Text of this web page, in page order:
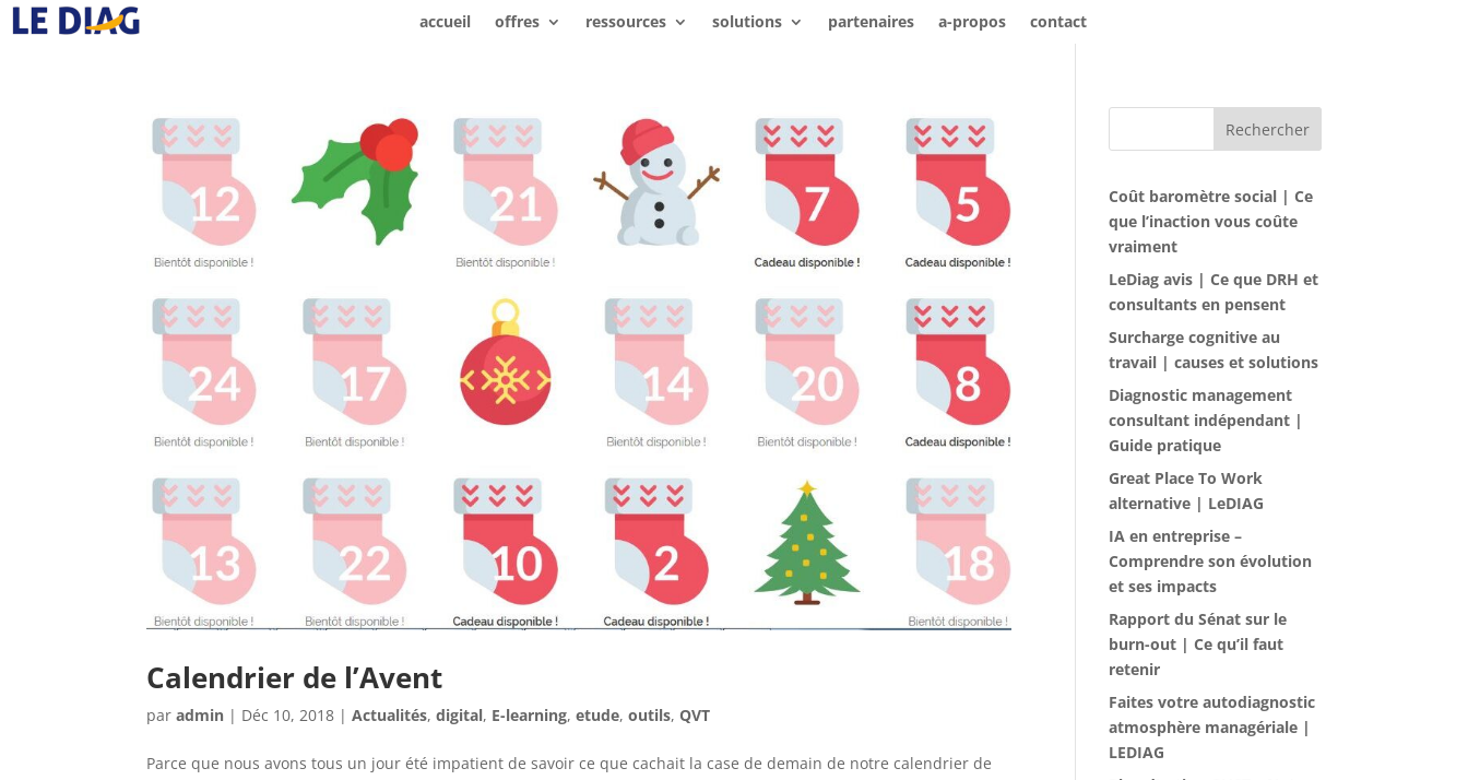
accueil offres ressources solutions partenaires a-propos contact
Calendrier de l’Avent
paradmin | Déc 10, 2018 |Actualités,digital, E-learning,etude,outils,QVT
Parce que nous avons tous un jour été impatient de savoir ce que cachait la case de demain de notre calendrier de
Rechercher
Coût baromètre social | Ce
que l’inaction vous coûte
vraiment
LeDiag avis | Ce que DRH et
consultants en pensent
Surcharge cognitive au
travail | causes et solutions
Diagnostic management
consultant indépendant |
Guide pratique
Great Place To Work
alternative | LeDIAG
IA en entreprise –
Comprendre son évolution
et ses impacts
Rapport du Sénat sur le
burn-out | Ce qu’il faut
retenir
Faites votre autodiagnostic
atmosphère managériale |
LEDIAG